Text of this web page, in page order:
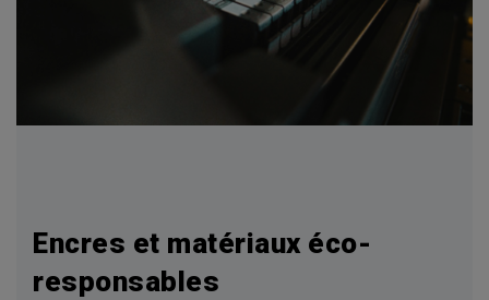
Encres et matériaux éco-
responsables